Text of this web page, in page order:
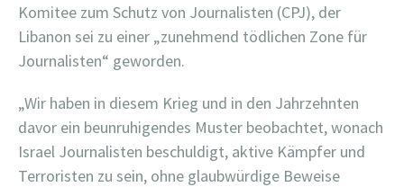
Komitee zum Schutz von Journalisten (CPJ), der
Libanon sei zu einer „zunehmend tödlichen Zone für
Journalisten“ geworden.
„Wir haben in diesem Krieg und in den Jahrzehnten
davor ein beunruhigendes Muster beobachtet, wonach
Israel Journalisten beschuldigt, aktive Kämpfer und
Terroristen zu sein, ohne glaubwürdige Beweise